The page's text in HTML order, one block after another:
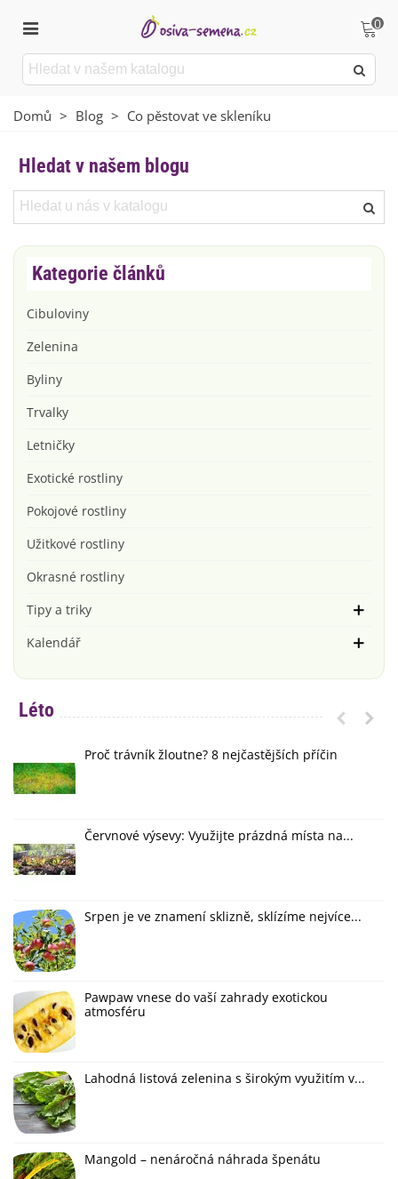
0
Domů > Blog > Co pěstovat ve skleníku
Hledat v našem blogu
Kategorie článků
Cibuloviny
Zelenina
Byliny
Trvalky
Letničky
Exotické rostliny
Pokojové rostliny
Užitkové rostliny
Okrasné rostliny
Tipy a triky
Kalendář
Léto
Proč trávník žloutne? 8 nejčastějších příčin
Červnové výsevy: Využijte prázdná místa na...
Srpen je ve znamení sklizně, sklízíme nejvíce...
Pawpaw vnese do vaší zahrady exotickou
atmosféru
Lahodná listová zelenina s širokým využitím v...
Mangold – nenáročná náhrada špenátu